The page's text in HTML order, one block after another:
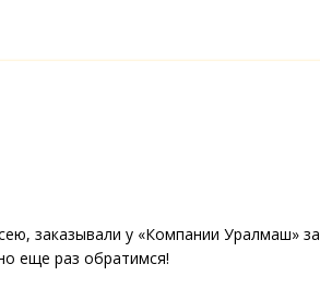
заказывали у «Компании Уралмаш»
еще раз обратимся!